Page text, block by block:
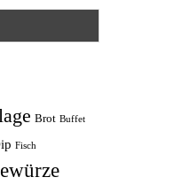
Brot Buffet
Fisch